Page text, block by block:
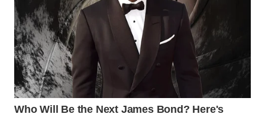
WAHANA
SPORT
WAHANA
UMKM
WAHANA
SELEB